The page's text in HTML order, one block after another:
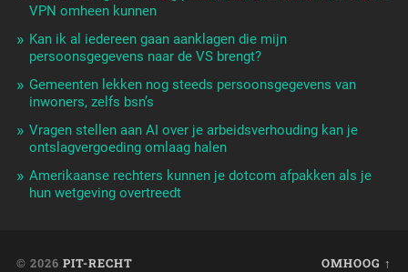
VPN omheen kunnen
Kan ik al iedereen gaan aanklagen die mijn
persoonsgegevens naar de VS brengt?
Gemeenten lekken nog steeds persoonsgegevens van
inwoners, zelfs bsn’s
Vragen stellen aan AI over je arbeidsverhouding kan je
ontslagvergoeding omlaag halen
Amerikaanse rechters kunnen je dotcom afpakken als je
hun wetgeving overtreedt
© 2026 PIT-RECHT OMHOOG ↑